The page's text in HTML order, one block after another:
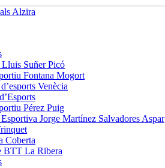
Lluis Suñer Picó
Fontana Mogort
Venècia
Pérez Puig
Jorge Martínez Salvadores Aspar
Coberta
BTT La Ribera